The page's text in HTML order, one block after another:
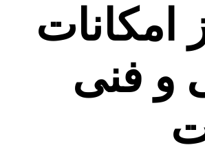
امکانات
و فنی